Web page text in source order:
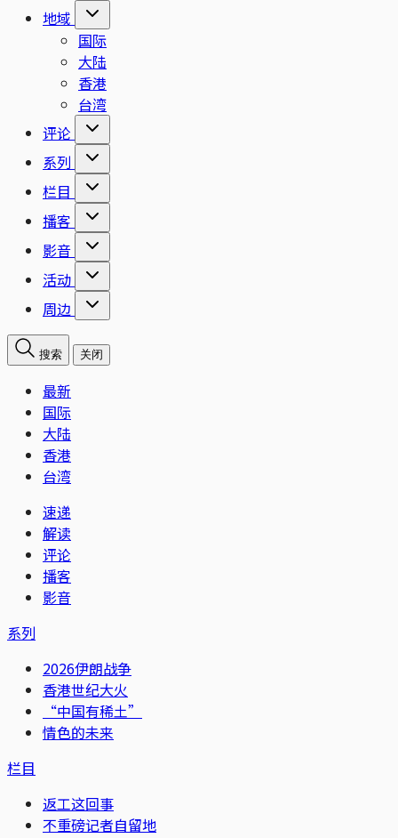
地域
国际
大陆
香港
台湾
评论
系列
栏目
播客
影音
活动
周边
搜索 关闭
最新
国际
大陆
香港
台湾
速递
解读
评论
播客
影音
系列
2026伊朗战争
香港世纪大火
“中国有稀土”
情色的未来
栏目
返工这回事
不重磅记者自留地